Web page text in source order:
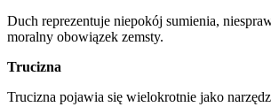
Duch reprezentuje niepokój sumienia,
moralny obowiązek zemsty.
Trucizna
Trucizna pojawia się wielokrotnie jako